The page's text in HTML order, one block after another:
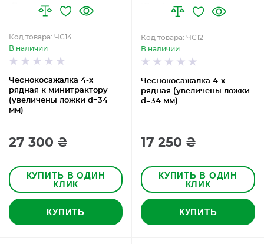
Чеснокосажалка 4-х
рядная к минитрактору
(увеличены ложки d=34
мм)
Код товара: ЧС14
В наличии
27 300 ₴
КУПИТЬ В ОДИН
КЛИК
КУПИТЬ
Чеснокосажалка 4-х
рядная (увеличены ложки
d=34 мм)
Код товара: ЧС12
В наличии
17 250 ₴
КУПИТЬ В ОДИН
КЛИК
КУПИТЬ